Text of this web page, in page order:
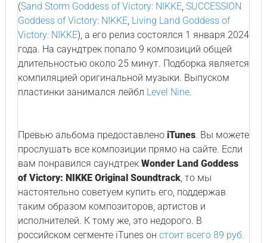
(Sand Storm Goddess of Victory: NIKKE, SUCCESSION
Goddess of Victory: NIKKE, Living Land Goddess of
Victory: NIKKE), а его релиз состоялся 1 января 2024
года. На саундтрек попало 9 композиций общей
длительностью около 25 минут. Подборка является
компиляцией оригинальной музыки. Выпуском
пластинки занимался лейбл Level Nine.
Превью альбома предоставлено iTunes. Вы можете
прослушать все композиции прямо на сайте. Если
вам понравился саундтрек Wonder Land Goddess
of Victory: NIKKE Original Soundtrack, то мы
настоятельно советуем купить его, поддержав
таким образом композиторов, артистов и
исполнителей. К тому же, это недорого. В
российском сегменте iTunes он стоит всего 89 руб.